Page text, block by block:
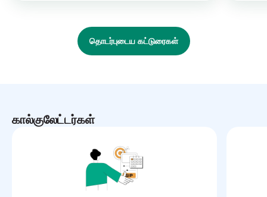
தொடர்புடைய கட்டுரைகள்
கால்குலேட்டர்கள்